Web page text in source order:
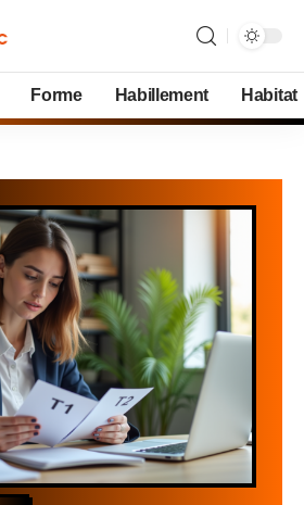
Forme Habillement Habitat